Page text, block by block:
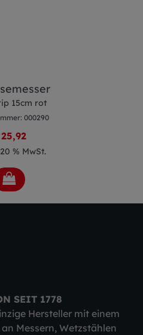
15cm rot
000290
% MwSt.
SEIT 1778
Hersteller mit einem
Messern, Wetzstählen